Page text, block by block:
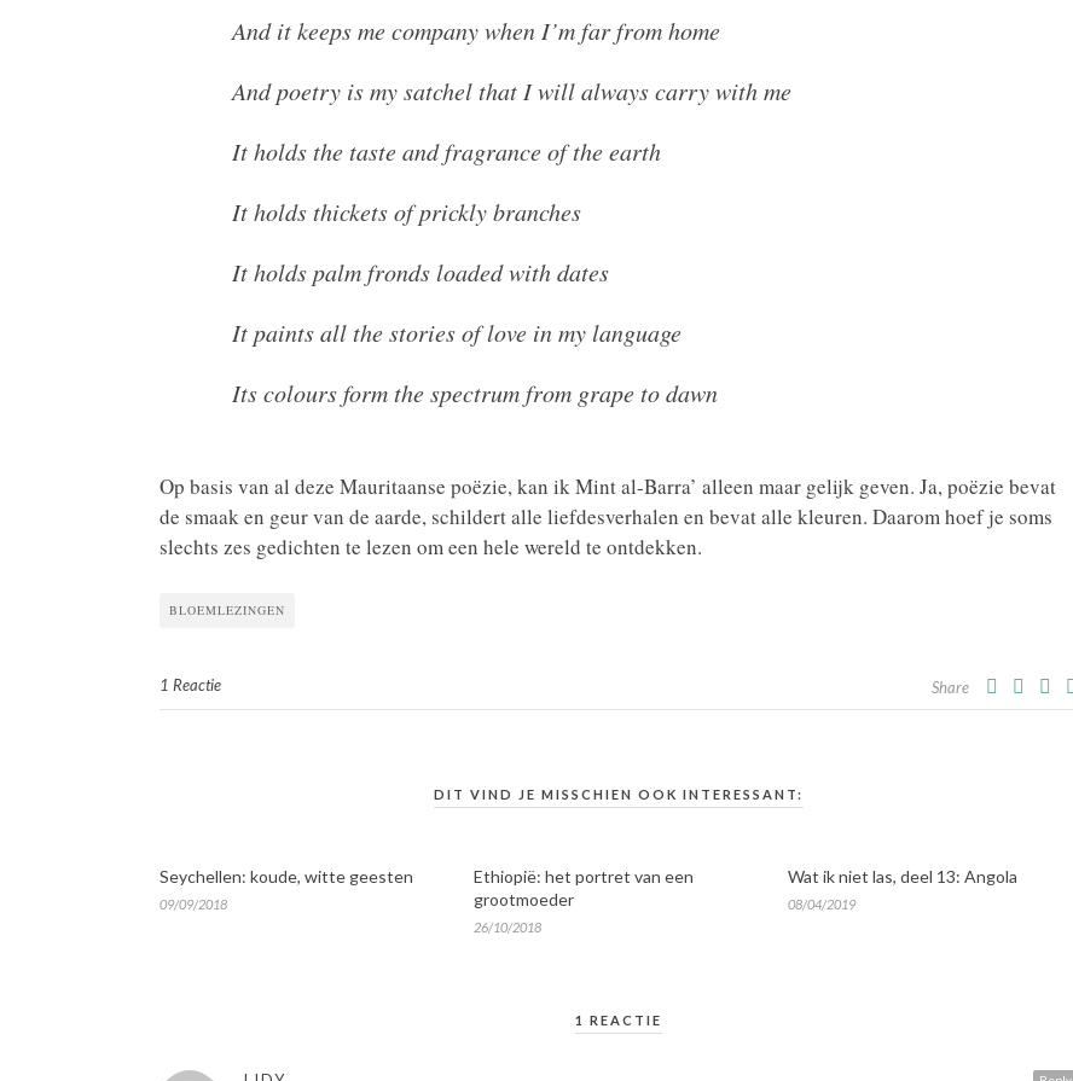
And it keeps me company when I’m far from home
And poetry is my satchel that I will always carry with me
It holds the taste and fragrance of the earth
It holds thickets of prickly branches
It holds palm fronds loaded with dates
It paints all the stories of love in my language
Its colours form the spectrum from grape to dawn
Op basis van al deze Mauritaanse poëzie, kan ik Mint al-Barra’ alleen maar gelijk geven. Ja, poëzie bevat
de smaak en geur van de aarde, schildert alle liefdesverhalen en bevat alle kleuren. Daarom hoef je soms
slechts zes gedichten te lezen om een hele wereld te ontdekken.
BLOEMLEZINGEN
1 Reactie Share
DIT VIND JE MISSCHIEN OOK INTERESSANT:
Seychellen: koude, witte geesten
09/09/2018
Ethiopië: het portret van een
grootmoeder
26/10/2018
Wat ik niet las, deel 13: Angola
08/04/2019
1 REACTIE